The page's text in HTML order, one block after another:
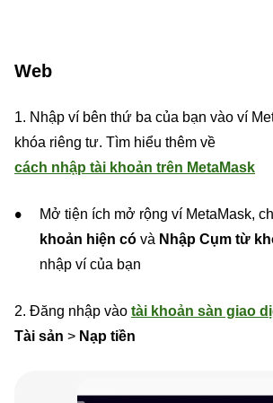
Web
1. Nhập ví bên thứ ba của bạn vào ví
khóa riêng tư. Tìm hiểu thêm về
cách nhập tài khoản trên MetaMask
Mở tiện ích mở rộng ví MetaMask,
khoản hiện có và Nhập Cụm từ
nhập ví của bạn
2. Đăng nhập vào tài khoản sàn giao
Tài sản > Nạp tiền